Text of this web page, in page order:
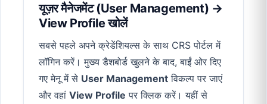
यूज़र मैनेजमेंट (User Management) →
View Profile खोलें
सबसे पहले अपने क्रेडेंशियल्स के साथ CRS पोर्टल में
लॉगिन करें। मुख्य डैशबोर्ड खुलने के बाद, बाईं ओर दिए
गए मेनू में से User Management विकल्प पर जाएं
और वहां View Profile पर क्लिक करें। यहीं से